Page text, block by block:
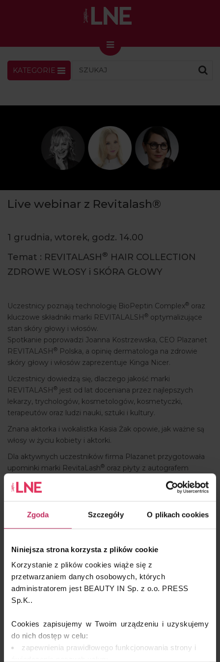
Zgoda Szczegóły O plikach cookies
Niniejsza strona korzysta z plików cookie
Korzystanie z plików cookies wiąże się z
przetwarzaniem danych osobowych, których
administratorem jest BEAUTY IN Sp. z o.o. PRESS
Sp.K..
Cookies zapisujemy w Twoim urządzeniu i uzyskujemy
do nich dostęp w celu:
zapewnienia prawidłowego funkcjonowania strony i
LNENEWS
KONGRES I TARGI
49. edycja w Krakowie
VIDEO
PODCAST
O NAS
ARTYKUŁY
WYDARZENIA
KATEGORIE
Live webinar z Revitalash®
1 grudnia, wtorek, godz. 14.00
Temat : REVITALASH® HAIR COLLECTION
ZDROWE WŁOSY i SKÓRA GŁOWY
Uczestnicy poznają technologię BioPeptin Complex® oraz
kluczowe składniki marki REVITALALSH® optymalizujące
stan skóry głowy i włosów.
Spotkanie poprowadzi Joanna Kostrzewska, CEO Plazanet
REVITALASH® Polska, a opinię dermatologa na zdrowie
skóry głowy i włosów zaprezentuje Kinga Nicer.
Uczestnicy dowiedzą się, dlaczego jakość marki
REVITALASH® jest od lat doceniana przez najlepszych
lekarzy, trychologów, kosmetologów, kosmetyczki,
terapeutów oraz ludzi nauki, sztuki i kultury.
Znana aktorka i wokalistka Kasia Żak opowie, jak ważne są
włosy w życiu kobiety i aktorki.
Dla aktywnych uczestników firma Plazanet przygotowała
upominki marki RevitaLash® oraz płyty z autografem
LNE jako patron medialny wydarzenia podaruje wszystkim
uczestnikom spotkania najnowszy numer magazynu.